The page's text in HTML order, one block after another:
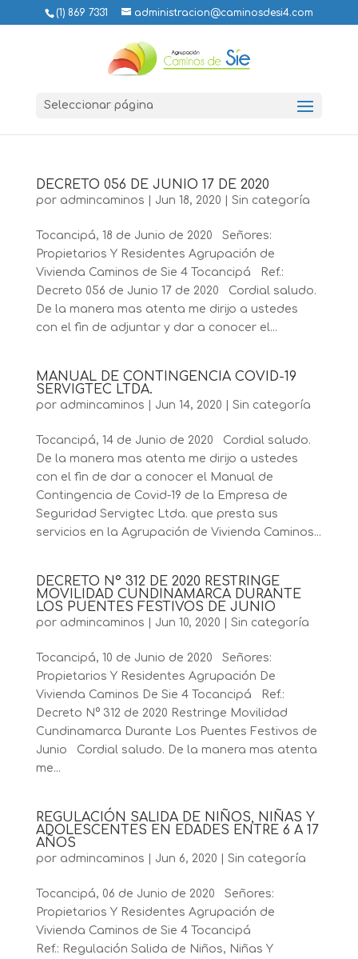
(1) 869 7331 administracion@caminosdesi4.com
Seleccionar página
DECRETO 056 DE JUNIO 17 DE 2020
por admincaminos Jun 18, 2020 Sin categoría
Tocancipá, 18 de Junio de 2020 Señores:
Propietarios Y Residentes Agrupación de
Vivienda Caminos de Sie 4 Tocancipá Ref.:
Decreto 056 de Junio 17 de 2020 Cordial saludo.
De la manera mas atenta me dirijo a ustedes
con el fin de adjuntar y dar a conocer el...
MANUAL DE CONTINGENCIA COVID-19
SERVIGTEC LTDA.
por admincaminos Jun 14, 2020 Sin categoría
Tocancipá, 14 de Junio de 2020 Cordial saludo.
De la manera mas atenta me dirijo a ustedes
con el fin de dar a conocer el Manual de
Contingencia de Covid-19 de la Empresa de
Seguridad Servigtec Ltda. que presta sus
servicios en la Agrupación de Vivienda Caminos...
DECRETO N° 312 DE 2020 RESTRINGE
MOVILIDAD CUNDINAMARCA DURANTE
LOS PUENTES FESTIVOS DE JUNIO
por admincaminos Jun 10, 2020 Sin categoría
Tocancipá, 10 de Junio de 2020 Señores:
Propietarios Y Residentes Agrupación De
Vivienda Caminos De Sie 4 Tocancipá Ref.:
Decreto N° 312 de 2020 Restringe Movilidad
Cundinamarca Durante Los Puentes Festivos de
Junio Cordial saludo. De la manera mas atenta
me...
REGULACIÓN SALIDA DE NIÑOS, NIÑAS Y
ADOLESCENTES EN EDADES ENTRE 6 A 17
AÑOS
por admincaminos Jun 6, 2020 Sin categoría
Tocancipá, 06 de Junio de 2020 Señores:
Propietarios Y Residentes Agrupación de
Vivienda Caminos de Sie 4 Tocancipá
Ref.: Regulación Salida de Niños, Niñas Y